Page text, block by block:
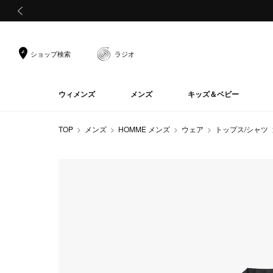
ショップ検索 ラジオ
ウィメンズ メンズ キッズ＆ベビー
TOP メンズ HOMME メンズ ウェア トップス/シャツ